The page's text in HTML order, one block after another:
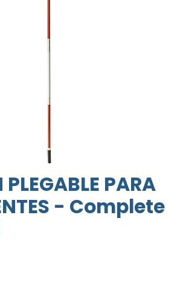
PARA
- Complete